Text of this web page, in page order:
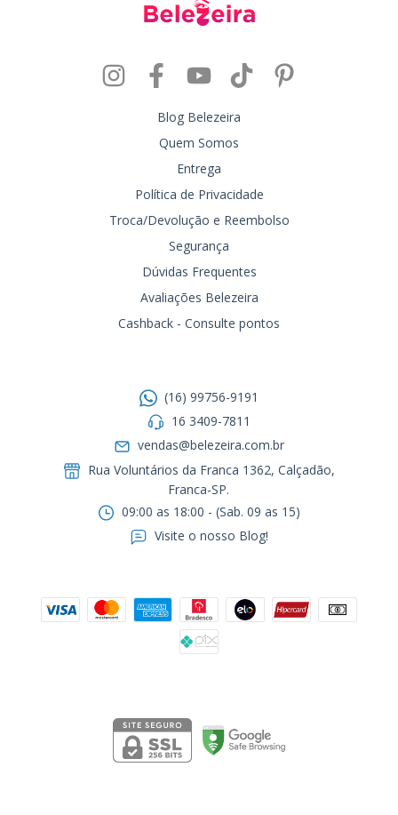
Blog Belezeira
Quem Somos
Entrega
Política de Privacidade
Troca/Devolução e Reembolso
Segurança
Dúvidas Frequentes
Avaliações Belezeira
Cashback - Consulte pontos
(16) 99756-9191
16 3409-7811
vendas@belezeira.com.br
Rua Voluntários da Franca 1362, Calçadão,
Franca-SP.ㅤㅤㅤㅤㅤㅤㅤㅤㅤㅤㅤ
09:00 as 18:00 - (Sab. 09 as 15)
Visite o nosso Blog!